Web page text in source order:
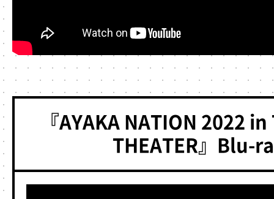
『AYAKA NATION 2022 in
THEATER』Blu-